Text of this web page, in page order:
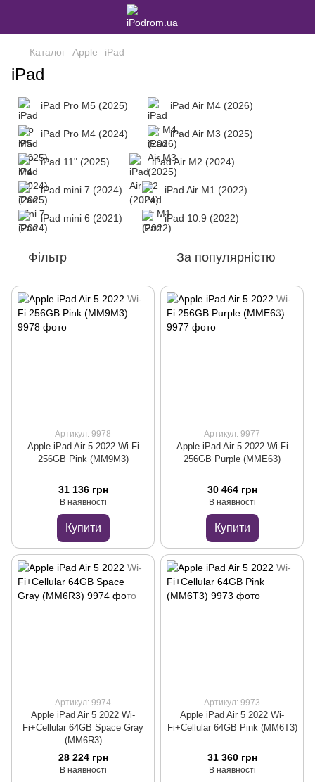
Каталог Apple iPad
iPad
iPad Pro M5 (2025) iPad Air M4 (2026)
iPad Pro M4 (2024) iPad Air M3 (2025)
iPad 11" (2025) iPad Air M2 (2024)
iPad mini 7 (2024) iPad Air M1 (2022)
iPad mini 6 (2021) iPad 10.9 (2022)
Фільтр За популярністю
Артикул: 9978
Apple iPad Air 5 2022 Wi-Fi
256GB Pink (MM9M3)
31 136 грн
В наявності
Купити
Артикул: 9977
Apple iPad Air 5 2022 Wi-Fi
256GB Purple (MME63)
30 464 грн
В наявності
Купити
Артикул: 9974
Apple iPad Air 5 2022 Wi-
Fi+Cellular 64GB Space Gray
(MM6R3)
28 224 грн
В наявності
Артикул: 9973
Apple iPad Air 5 2022 Wi-
Fi+Cellular 64GB Pink (MM6T3)
31 360 грн
В наявності